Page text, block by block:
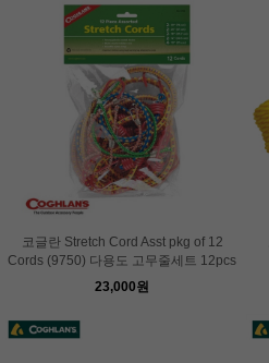
코글란 Stretch Cord Asst pkg of 12
Cords (9750) 다용도 고무줄세트 12pcs
23,000원